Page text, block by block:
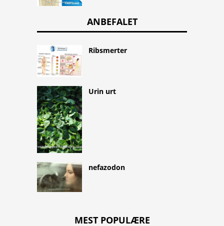
ANBEFALET
Ribsmerter
Urin urt
nefazodon
MEST POPULÆRE